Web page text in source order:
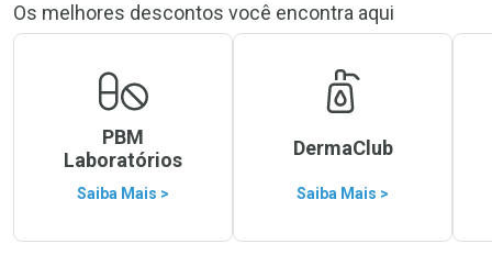
Os melhores descontos você encontra aqui
PBM
Laboratórios
Saiba Mais >
DermaClub
Saiba Mais >